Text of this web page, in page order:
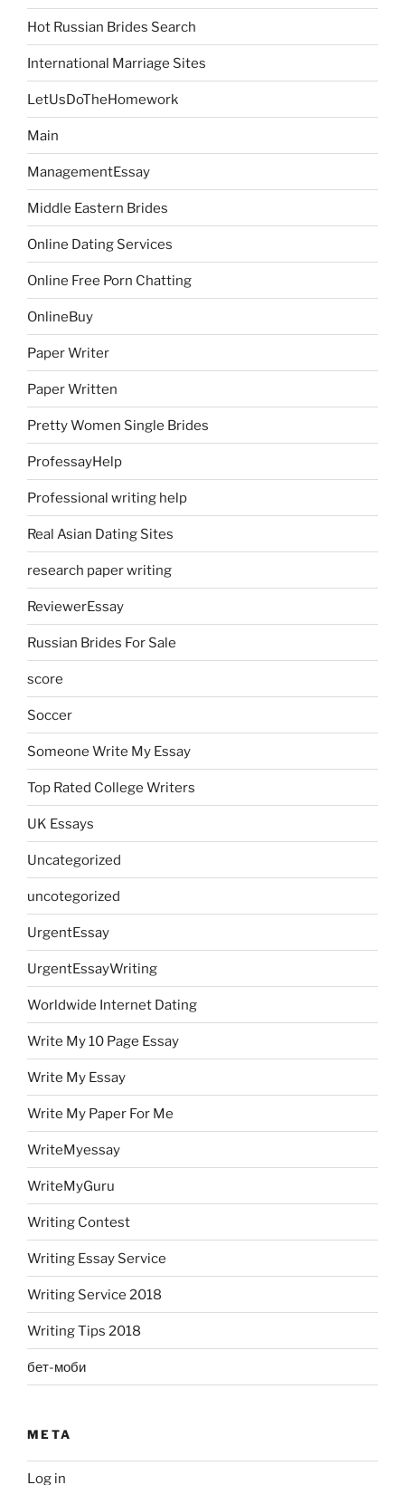
Hot Russian Brides Search
International Marriage Sites
LetUsDoTheHomework
Main
ManagementEssay
Middle Eastern Brides
Online Dating Services
Online Free Porn Chatting
OnlineBuy
Paper Writer
Paper Written
Pretty Women Single Brides
ProfessayHelp
Professional writing help
Real Asian Dating Sites
research paper writing
ReviewerEssay
Russian Brides For Sale
score
Soccer
Someone Write My Essay
Top Rated College Writers
UK Essays
Uncategorized
uncotegorized
UrgentEssay
UrgentEssayWriting
Worldwide Internet Dating
Write My 10 Page Essay
Write My Essay
Write My Paper For Me
WriteMyessay
WriteMyGuru
Writing Contest
Writing Essay Service
Writing Service 2018
Writing Tips 2018
бет-моби
META
Log in